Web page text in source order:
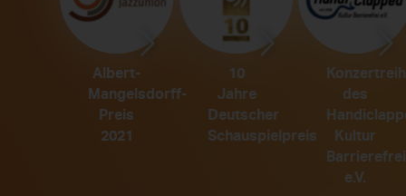
Albert-
Mangelsdorff-
Preis
2021
10
Jahre
Deutscher
Schauspielpreis
des
Kultur
Barrierefrei
e.V.